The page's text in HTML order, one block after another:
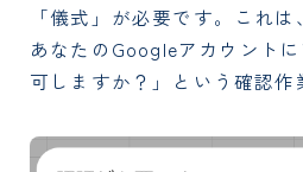
「儀式」が必要です。これ
あなたのGoogleアカウント
可しますか？」という確認作